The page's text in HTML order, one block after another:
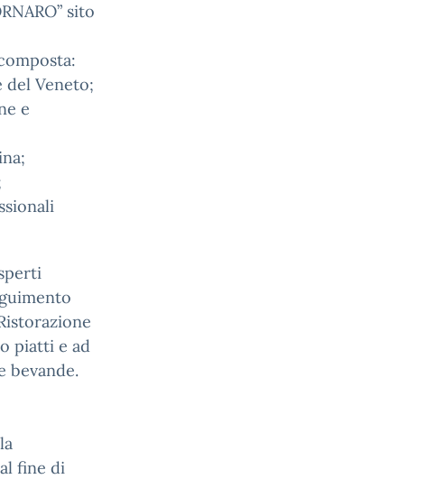
sito
del Veneto;
e
piatti e ad
bevande.
fine di